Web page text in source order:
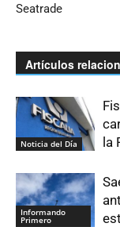
Seatrade
Artículos
Noticia del Día
la
Informando
Primero